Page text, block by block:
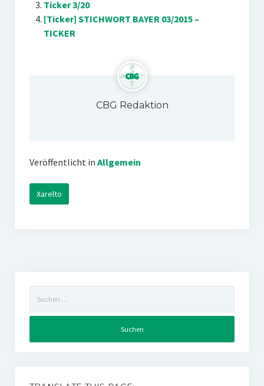
Ticker 3/20
[Ticker] STICHWORT BAYER 03/2015 –
TICKER
CBG Redaktion
Veröffentlicht in Allgemein
Xarelto
nach: